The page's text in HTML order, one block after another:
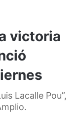
victoria
Lacalle Pou”,